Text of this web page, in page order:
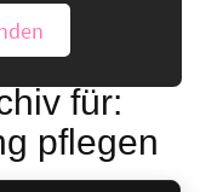
für:
pflegen